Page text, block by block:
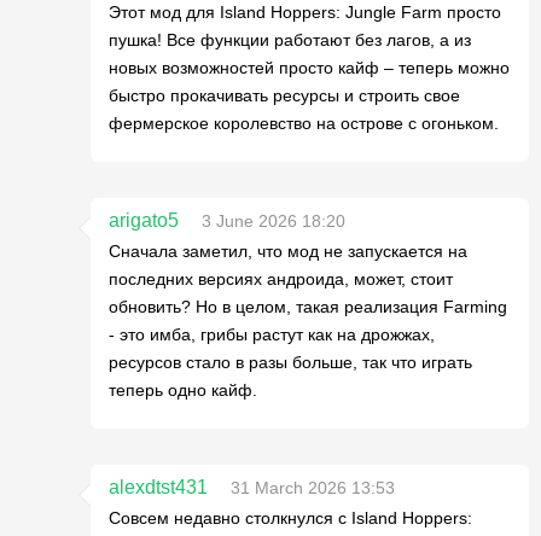
Этот мод для Island Hoppers: Jungle Farm просто
пушка! Все функции работают без лагов, а из
новых возможностей просто кайф – теперь можно
быстро прокачивать ресурсы и строить свое
фермерское королевство на острове с огоньком.
arigato5
3 June 2026 18:20
Сначала заметил, что мод не запускается на
последних версиях андроида, может, стоит
обновить? Но в целом, такая реализация Farming
- это имба, грибы растут как на дрожжах,
ресурсов стало в разы больше, так что играть
теперь одно кайф.
alexdtst431
31 March 2026 13:53
Совсем недавно столкнулся с Island Hoppers: